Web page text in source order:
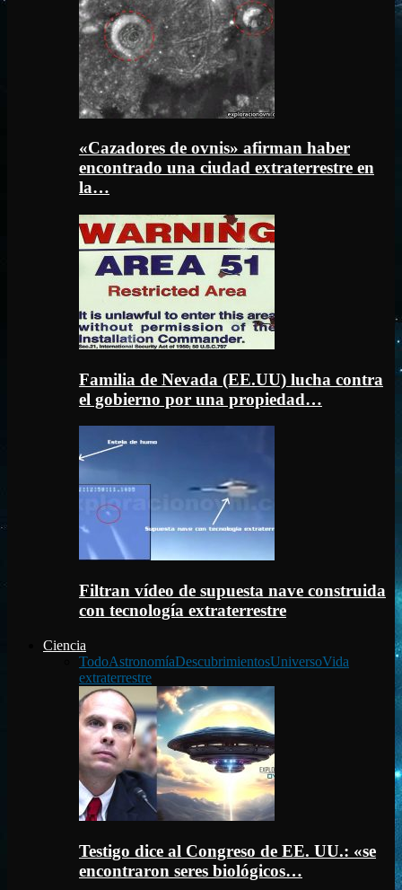
«Cazadores de ovnis» afirman haber
encontrado una ciudad extraterrestre en
la…
Familia de Nevada (EE.UU) lucha contra
el gobierno por una propiedad…
Filtran vídeo de supuesta nave construida
con tecnología extraterrestre
Ciencia
TodoAstronomíaDescubrimientosUniversoVida
extraterrestre
Testigo dice al Congreso de EE. UU.: «se
encontraron seres biológicos…